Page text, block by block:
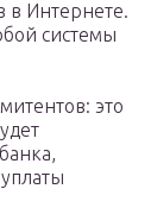
в Интернете.
системы
это